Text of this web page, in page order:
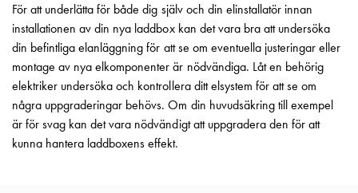
Standarder
och
certifikat
för
laddboxar
Guide:
Installera
laddboxar
För att underlätta för både dig själv och din elinstallatör innan
installationen av din nya laddbox kan det vara bra att undersöka
din befintliga elanläggning för att se om eventuella justeringar eller
montage av nya elkomponenter är nödvändiga. Låt en behörig
elektriker undersöka och kontrollera ditt elsystem för att se om
några uppgraderingar behövs. Om din huvudsäkring till exempel
är för svag kan det vara nödvändigt att uppgradera den för att
kunna hantera laddboxens effekt.